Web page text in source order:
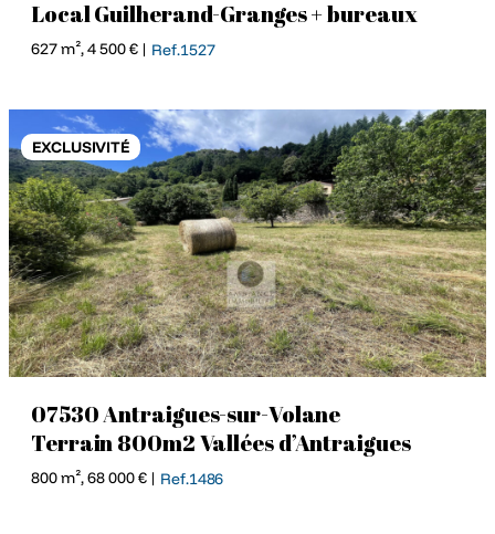
Local Guilherand-Granges + bureaux
627 m², 4 500 € | Ref.1527
EXCLUSIVITÉ
07530 Antraigues-sur-Volane
Terrain 800m2 Vallées d’Antraigues
800 m², 68 000 € | Ref.1486